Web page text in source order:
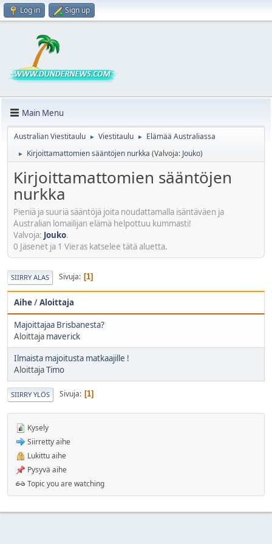
Log in Sign up
Main Menu
Australian Viestitaulu ► Viestitaulu ► Elämää Australiassa
► Kirjoittamattomien sääntöjen nurkka (Valvoja: Jouko)
Kirjoittamattomien sääntöjen
nurkka
Pieniä ja suuriä sääntöjä joita noudattamalla isäntäväen ja
Australian lomailijan elämä helpottuu kummasti!
Valvoja: Jouko.
0 Jäsenet ja 1 Vieras katselee tätä aluetta.
SIIRRY ALAS Sivuja 1
Aihe/Aloittaja
Majoittajaa Brisbanesta?
Aloittaja maverick
Ilmaista majoitusta matkaajille !
AloittajaTimo
SIIRRY YLÖS Sivuja 1
Kysely
Siirretty aihe
Lukittu aihe
Pysyvä aihe
Topic you are watching